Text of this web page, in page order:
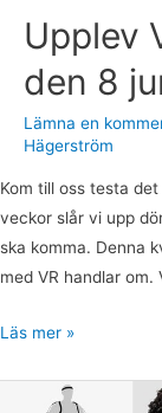
Upplev
den 8
Lämna en
Hägerström
Kom till oss testa
veckor slår vi upp
ska komma. Denna
med VR handlar
Läs mer »